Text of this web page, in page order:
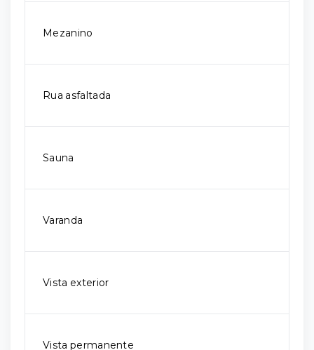
Mezanino
Rua asfaltada
Sauna
Varanda
Vista exterior
Vista permanente